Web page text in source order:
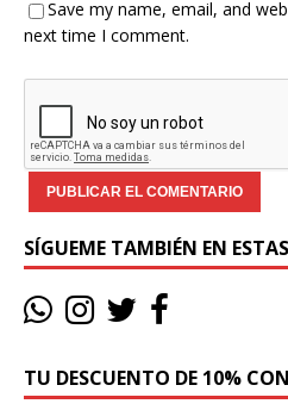
Save my name, email, and
next time I comment.
SÍGUEME TAMBIÉN EN
TU DESCUENTO DE 10%